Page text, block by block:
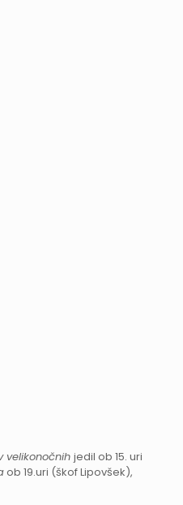
velikonočnih jedil ob 15. uri
ob 19.uri (škof Lipovšek),